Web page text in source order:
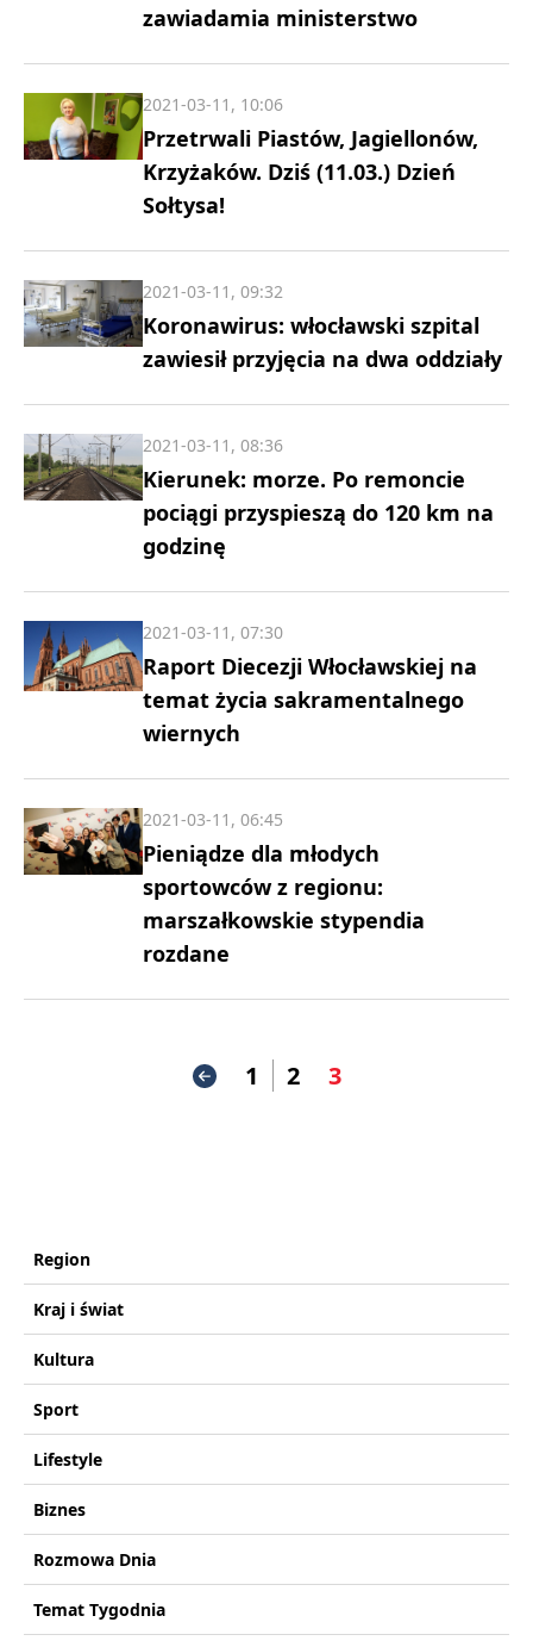
zawiadamia ministerstwo
Przetrwali Piastów, Jagiellonów,
Krzyżaków. Dziś (11.03.) Dzień
Sołtysa!
2021-03-11, 10:06
Koronawirus: włocławski szpital
zawiesił przyjęcia na dwa oddziały
2021-03-11, 09:32
Kierunek: morze. Po remoncie
pociągi przyspieszą do 120 km na
godzinę
2021-03-11, 08:36
Raport Diecezji Włocławskiej na
temat życia sakramentalnego
wiernych
2021-03-11, 07:30
Pieniądze dla młodych
sportowców z regionu:
marszałkowskie stypendia
rozdane
2021-03-11, 06:45
1 2 3
Region
Kraj i świat
Kultura
Sport
Lifestyle
Biznes
Rozmowa Dnia
Temat Tygodnia